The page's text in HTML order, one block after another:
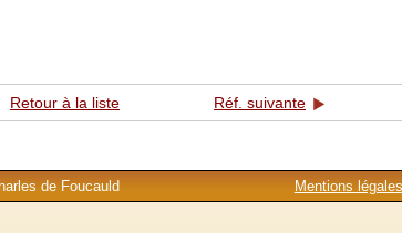
Retour à la liste Réf. suivante
Mentions légales
de Foucauld